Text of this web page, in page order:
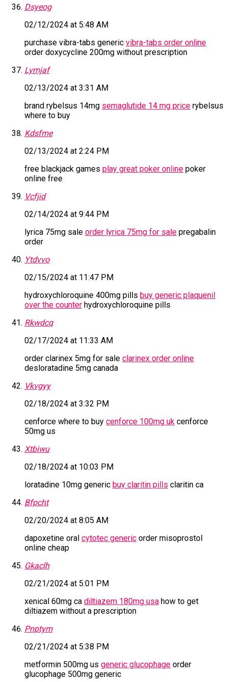
Dsyeog
02/12/2024 at 5:48 AM
purchase vibra-tabs generic vibra-tabs order online
order doxycycline 200mg without prescription
Lymjaf
02/13/2024 at 3:31 AM
brand rybelsus 14mg semaglutide 14 mg price rybelsus
where to buy
Kdsfme
02/13/2024 at 2:24 PM
free blackjack games play great poker online poker
online free
Vcfjid
02/14/2024 at 9:44 PM
lyrica 75mg sale order lyrica 75mg for sale pregabalin
order
Ytdvvo
02/15/2024 at 11:47 PM
hydroxychloroquine 400mg pills buy generic plaquenil
over the counter hydroxychloroquine pills
Rkwdcq
02/17/2024 at 11:33 AM
order clarinex 5mg for sale clarinex order online
desloratadine 5mg canada
Vkvgyy
02/18/2024 at 3:32 PM
cenforce where to buy cenforce 100mg uk cenforce
50mg us
Xtbiwu
02/18/2024 at 10:03 PM
loratadine 10mg generic buy claritin pills claritin ca
Bfpcht
02/20/2024 at 8:05 AM
dapoxetine oral cytotec generic order misoprostol
online cheap
Gkaclh
02/21/2024 at 5:01 PM
xenical 60mg ca diltiazem 180mg usa how to get
diltiazem without a prescription
Pnptym
02/21/2024 at 5:38 PM
metformin 500mg us generic glucophage order
glucophage 500mg generic